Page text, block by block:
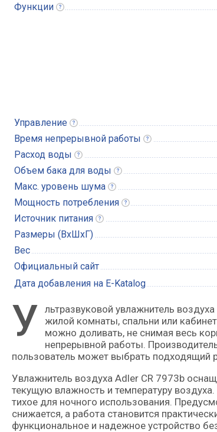
Функции
Управление
Время непрерывной работы
Расход воды
Объем бака для воды
Макс. уровень шума
Мощность потребления
Источник питания
Размеры (ВхШхГ)
Вес
Официальный сайт
Дата добавления на E-Katalog
У льтразвуковой увлажнитель воздуха среднего уровня с функцией ароматизатора, который подойдет для
жилой комнаты, спальни или
можно доливать, не снимая весь
непрерывной работы.
пользователь может выбрать подходящий
Увлажнитель воздуха Adler CR 7973b
текущую влажность и температуру
тихое для ночного использования.
снижается, а работа становится
функциональное и надежное устройство